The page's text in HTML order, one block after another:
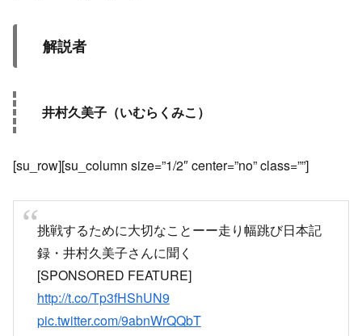
解説者
井村久美子（いむらくみこ）
[su_row][su_column size=”1/2″ center=”no” class=””]
挑戦するために大切なことーー走り幅跳び日本記
録・井村久美子さんに聞く
[SPONSORED FEATURE]
http://t.co/Tp3fHShUN9
pic.twitter.com/9abnWrQQbT